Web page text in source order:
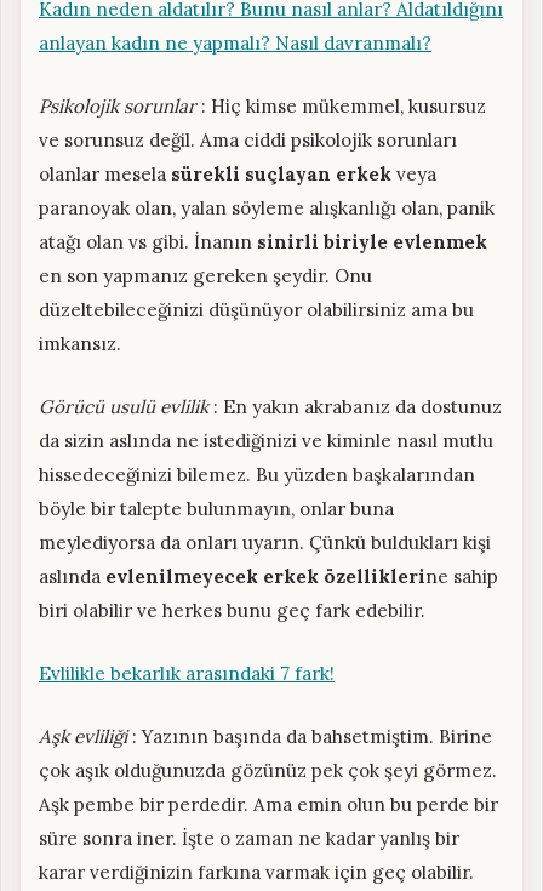
Kadın neden aldatılır? Bunu nasıl anlar? Aldatıldığını
anlayan kadın ne yapmalı? Nasıl davranmalı?
Psikolojik sorunlar: Hiç kimse mükemmel, kusursuz
ve sorunsuz değil. Ama ciddi psikolojik sorunları
olanlar mesela sürekli suçlayan erkek veya
paranoyak olan, yalan söyleme alışkanlığı olan, panik
atağı olan vs gibi. İnanın sinirli biriyle evlenmek
en son yapmanız gereken şeydir. Onu
düzeltebileceğinizi düşünüyor olabilirsiniz ama bu
imkansız.
Görücü usulü evlilik: En yakın akrabanız da dostunuz
da sizin aslında ne istediğinizi ve kiminle nasıl mutlu
hissedeceğinizi bilemez. Bu yüzden başkalarından
böyle bir talepte bulunmayın, onlar buna
meylediyorsa da onları uyarın. Çünkü buldukları kişi
aslında evlenilmeyecek erkek özelliklerine sahip
biri olabilir ve herkes bunu geç fark edebilir.
Evlilikle bekarlık arasındaki 7 fark!
Aşk evliliği: Yazının başında da bahsetmiştim. Birine
çok aşık olduğunuzda gözünüz pek çok şeyi görmez.
Aşk pembe bir perdedir. Ama emin olun bu perde bir
süre sonra iner. İşte o zaman ne kadar yanlış bir
karar verdiğinizin farkına varmak için geç olabilir.